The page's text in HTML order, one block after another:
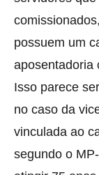
possuem um
aposentadoria
Isso parece
no caso da
vinculada ao
segundo o